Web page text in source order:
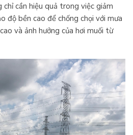
chỉ cần hiệu quả trong việc giảm
độ bền cao để chống chọi với mưa
và ảnh hưởng của hơi muối từ